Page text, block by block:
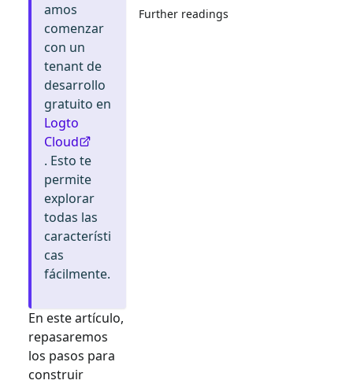
amos
comenzar
con un
tenant de
desarrollo
gratuito en
Logto
Cloud
. Esto te
permite
explorar
todas las
característi
cas
fácilmente.
En este artículo,
repasaremos
los pasos para
construir
Further readings